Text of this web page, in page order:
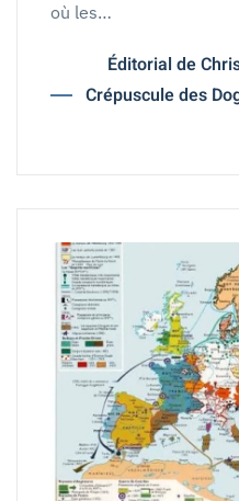
où les…
Éditorial de
Crépuscule des